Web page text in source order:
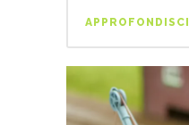
APPROFONDISCI